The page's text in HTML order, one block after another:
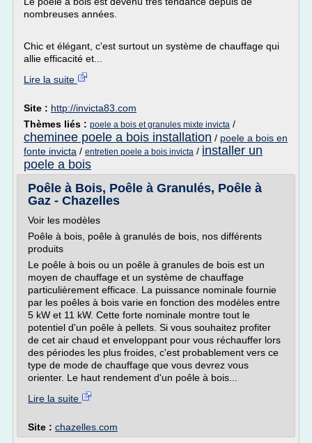
nombreuses années.
Chic et élégant, c'est surtout un système de chauffage qui
allie efficacité et...
Lire la suite
Site : http://invicta83.com
Thèmes liés : poele a bois et granules mixte invicta /
cheminee poele a bois installation / poele a bois en
fonte invicta / entretien poele a bois invicta / installer un
poele a bois
Poêle à Bois, Poêle à Granulés, Poêle à
Gaz - Chazelles
Voir les modèles
Poêle à bois, poêle à granulés de bois, nos différents
produits
Le poêle à bois ou un poêle à granules de bois est un
moyen de chauffage et un système de chauffage
particulièrement efficace. La puissance nominale fournie
par les poêles à bois varie en fonction des modèles entre
5 kW et 11 kW. Cette forte nominale montre tout le
potentiel d'un poêle à pellets. Si vous souhaitez profiter
de cet air chaud et enveloppant pour vous réchauffer lors
des périodes les plus froides, c'est probablement vers ce
type de mode de chauffage que vous devrez vous
orienter. Le haut rendement d'un poêle à bois...
Lire la suite
Site : chazelles.com